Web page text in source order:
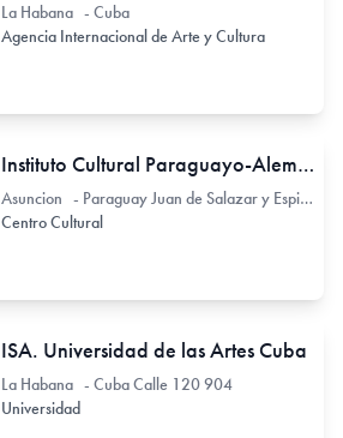
La Habana - Cuba
Agencia Internacional de Arte y Cultura
Instituto Cultural Paraguayo-Alemán
Asuncion - Paraguay Juan de Salazar y Espinoza 310
Centro Cultural
ISA. Universidad de las Artes Cuba
La Habana - Cuba Calle 120 904
Universidad